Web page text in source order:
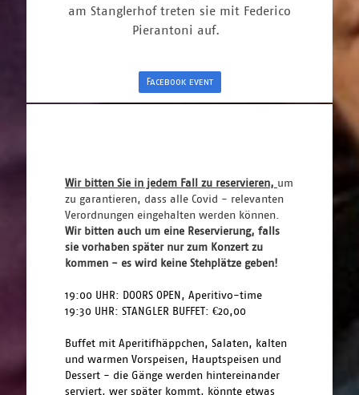
am Stanglerhof treten sie mit Federico
Pierantoni auf.
Facebook event
Wir bitten Sie in jedem Fall zu reservieren, um
zu garantieren, dass alle Covid - relevanten
Verordnungen eingehalten werden können.
Wir bitten auch um eine Reservierung, falls
sie vorhaben später nur zum Konzert zu
kommen - es wird keine Stehplätze geben!
19:00 UHR: DOORS OPEN, Aperitivo-time
19:30 UHR: STANGLER BUFFET: €20,00
Buffet mit Aperitifhäppchen, Salaten, kalten
und warmen Vorspeisen, Hauptspeisen und
Dessert - die Gänge werden hintereinander
serviert, wer später kommt, könnte etwas